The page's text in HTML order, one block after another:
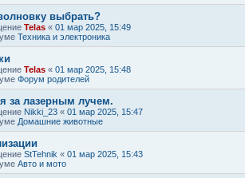
выбрать?
Telas « 01 мар 2025, 15:49
Техника и электроника
Telas « 01 мар 2025, 15:48
Форум родителей
за лазерным лучем.
Nikki_23 « 01 мар 2025, 15:47
Домашние животные
StTehnik « 01 мар 2025, 15:43
Авто и мото